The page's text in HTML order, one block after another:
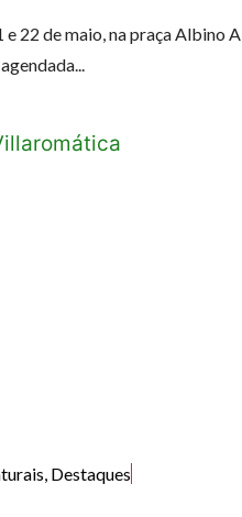
22 de maio, na praça Albino
, Destaques